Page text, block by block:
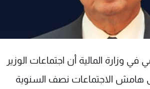
في وزارة المالية أن اجتماعات الوزير
هامش الاجتماعات نصف السنوية